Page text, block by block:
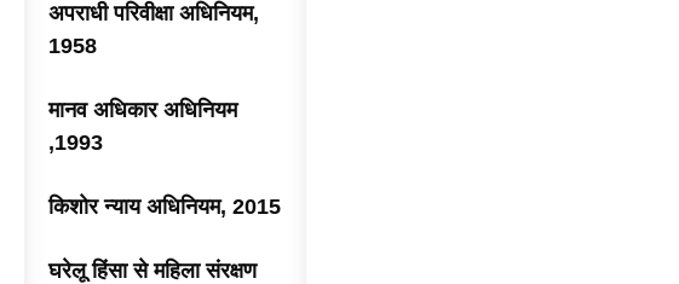
अपराधी परिवीक्षा अधिनियम,
1958
मानव अधिकार अधिनियम
,1993
किशोर न्याय अधिनियम, 2015
घरेलू हिंसा से महिला संरक्षण